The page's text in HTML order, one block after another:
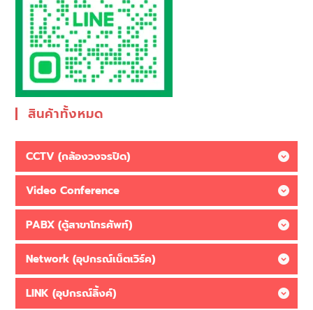
สินค้าทั้งหมด
CCTV (กล้องวงจรปิด)
Video Conference
PABX (ตู้สาขาโทรศัพท์)
Network (อุปกรณ์เน็ตเวิร์ค)
LINK (อุปกรณ์ลิ้งค์)